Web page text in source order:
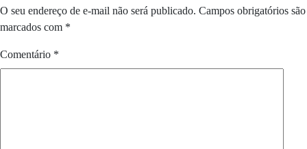
O seu endereço de e-mail não será publicado. Campos obrigatórios são
marcados com *
Comentário *